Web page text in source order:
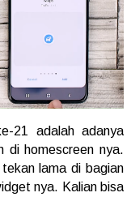
21 adalah adanya
di homescreen nya.
lama di bagian
nya. Kalian bisa